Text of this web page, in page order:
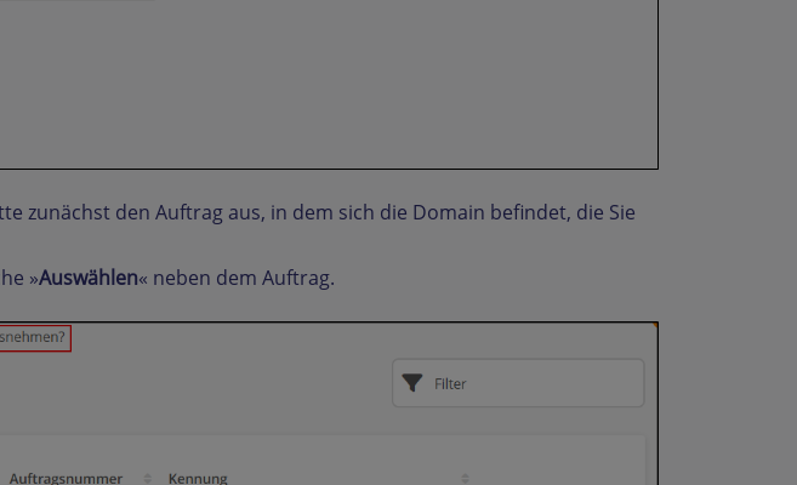
zunächst den Auftrag aus, in dem sich die Domain befindet, die Sie
»Auswählen« neben dem Auftrag.